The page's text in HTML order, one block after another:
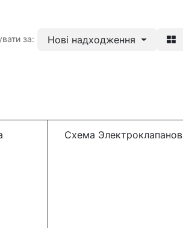
за: Нові надходження
Схема Электроклапанов